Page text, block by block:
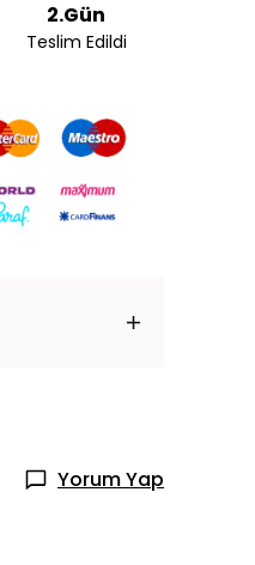
2.Gün
Teslim Edildi
Yorum Yap